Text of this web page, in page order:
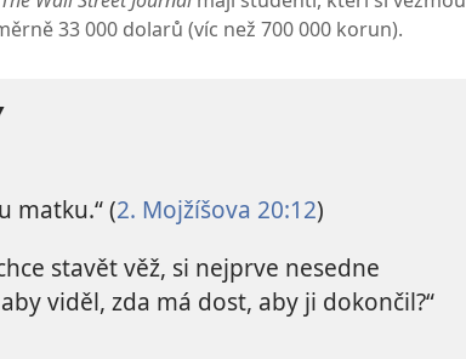
33 000 dolarů (víc než 700 000 korun).
matku.“ (2. Mojžíšova 20:12)
stavět věž, si nejprve nesedne
viděl, zda má dost, aby ji dokončil?“